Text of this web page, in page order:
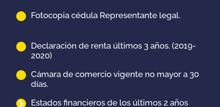
Fotocopia cédula Representante legal.
Declaración de renta últimos 3 años. (2019-
2020)
Cámara de comercio vigente no mayor a 30
días.
Estados financieros de los últimos 2 años